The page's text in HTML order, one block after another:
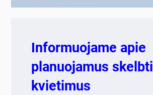
Informuojame apie
planuojamus skelbti
kvietimus